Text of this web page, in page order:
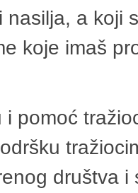
nasilja, a koji
koje imaš
pomoć
društva